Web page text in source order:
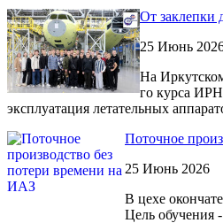
От заклепки
25 Июнь
На
го курса
эксплуатация летательных
Поточное
25 Июнь 2026
В цехе
Цель обучения